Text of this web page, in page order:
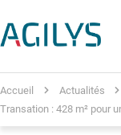
Accueil Actualités
Transation : 428 m² pour